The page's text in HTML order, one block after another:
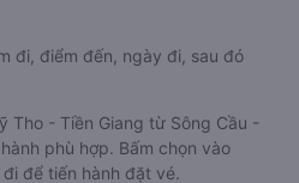
đi, điểm đến, ngày đi, sau đó
Tho - Tiền Giang từ Sông Cầu -
phù hợp. Bấm chọn vào
để tiến hành đặt vé.